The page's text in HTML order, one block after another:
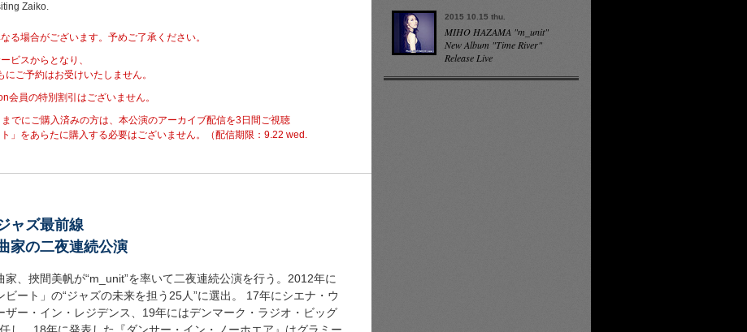
Zaiko.
る場合がございます。予めご了承ください。
ビスからとなり、
ご予約はお受けいたしません。
員の特別割引はございません。
でにご購入済みの方は、本公演のアーカイブ配信を3日間ご視聴
」をあらたに購入する必要はございません。（配信期限：9.22 wed.
ャズ最前線
家の二夜連続公演
、挾間美帆が“m_unit”を率いて二夜連続公演を行う。2012年に
ート」の“ジャズの未来を担う25人”に選出。 17年にシエナ・ウ
ザー・イン・レジデンス、19年にはデンマーク・ラジオ・ビッグ
2015 10.15 thu.
MIHO HAZAMA "m_unit"
New Album "Time River"
Release Live